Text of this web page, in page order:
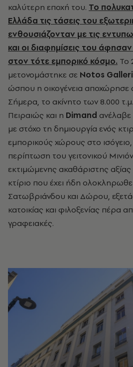
καλύτερη εποχή του. Το
Ελλάδα τις τάσεις του
ενθουσιάζονταν με τις
και οι διαφημίσεις του
στον τότε εμπορικό κόσμο. Το
μετονομάστηκε σε Notos
ώσπου η οικογένεια αποχώρησε
Σήμερα, το ακίνητο των 8.000
Πειραιώς και η Dimand ανέλαβε
με στόχο τη δημιουργία ενός
εμπορικούς χώρους στο
περίπτωση του γειτονικού
εκτιμώμενης ακαθάριστης
κτίριο που έχει ήδη
Σατωβριάνδου και Δώρου,
κατοικίας και φιλοξενίας πέρα
γραφειακές.